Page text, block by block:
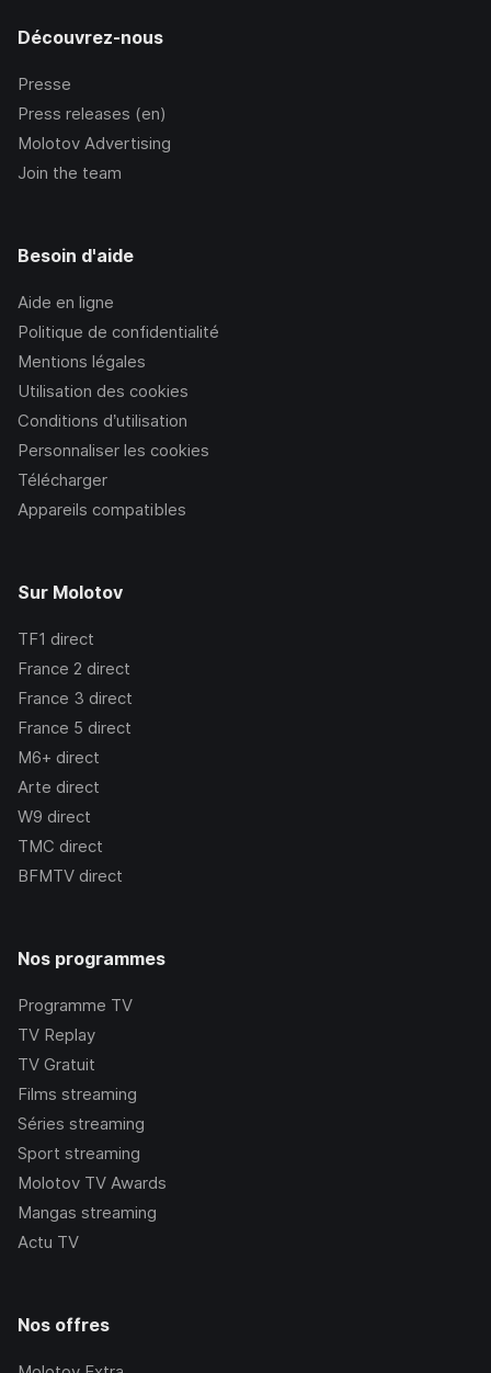
Découvrez-nous
Presse
Press releases (en)
Molotov Advertising
Join the team
Besoin d'aide
Aide en ligne
Politique de confidentialité
Mentions légales
Utilisation des cookies
Conditions d’utilisation
Personnaliser les cookies
Télécharger
Appareils compatibles
Sur Molotov
TF1 direct
France 2 direct
France 3 direct
France 5 direct
M6+ direct
Arte direct
W9 direct
TMC direct
BFMTV direct
Nos programmes
Programme TV
TV Replay
TV Gratuit
Films streaming
Séries streaming
Sport streaming
Molotov TV Awards
Mangas streaming
Actu TV
Nos offres